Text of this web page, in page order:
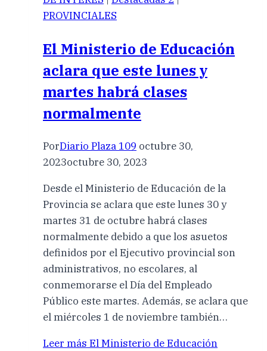
PROVINCIALES
El Ministerio de Educación
aclara que este lunes y
martes habrá clases
normalmente
PorDiario Plaza 109 octubre 30,
2023octubre 30, 2023
Desde el Ministerio de Educación de la
Provincia se aclara que este lunes 30 y
martes 31 de octubre habrá clases
normalmente debido a que los asuetos
definidos por el Ejecutivo provincial son
administrativos, no escolares, al
conmemorarse el Día del Empleado
Público este martes. Además, se aclara que
el miércoles 1 de noviembre también…
Leer más El Ministerio de Educación